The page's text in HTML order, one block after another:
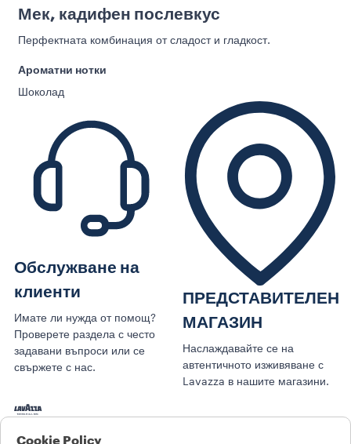
Мек, кадифен послевкус
Перфектната комбинация от сладост и гладкост.
Ароматни нотки
Шоколад
Обслужване на
клиенти
Имате ли нужда от помощ?
Проверете раздела с често
задавани въпроси или се
свържете с нас.
ПРЕДСТАВИТЕЛЕН
МАГАЗИН
Наслаждавайте се на
автентичното изживяване с
Lavazza в нашите магазини.
Cookie Policy